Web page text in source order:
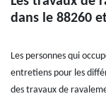
dans le 88260
Les personnes qui
entretiens pour les
des travaux de